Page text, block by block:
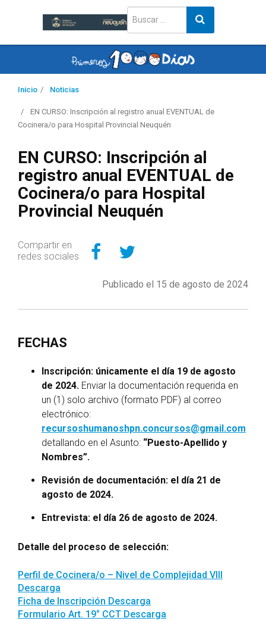
Inicio Noticias
EN CURSO: Inscripción al registro anual EVENTUAL de
Cocinera/o para Hospital Provincial Neuquén
EN CURSO: Inscripción al
registro anual EVENTUAL de
Cocinera/o para Hospital
Provincial Neuquén
Compartir en
redes sociales
Compartir en
Compartir en
Publicado el 15 de agosto de 2024
FECHAS
Inscripción: únicamente el día 19 de agosto
de 2024. Enviar la documentación requerida en
un (1) solo archivo (formato PDF) al correo
electrónico:
recursoshumanoshpn.concursos@gmail.com
detallando en el Asunto: “Puesto-Apellido y
Nombres”.
Revisión de documentación: el día 21 de
agosto de 2024.
Entrevista: el día 26 de agosto de 2024.
Detalle del proceso de selección:
Perfil de Cocinera/o – Nivel de Complejidad VIII
Descarga
Ficha de Inscripción Descarga
Formulario Art. 19° CCT Descarga